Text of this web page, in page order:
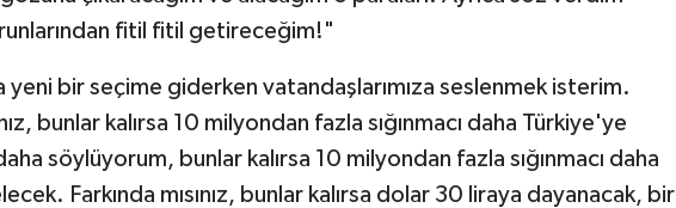
fitil fitil getireceğim!"
yeni bir seçime giderken vatandaşlarımıza seslenmek isterim.
bunlar kalırsa 10 milyondan fazla sığınmacı daha Türkiye'ye
söylüyorum, bunlar kalırsa 10 milyondan fazla sığınmacı daha
Farkında mısınız, bunlar kalırsa dolar 30 liraya dayanacak, bir